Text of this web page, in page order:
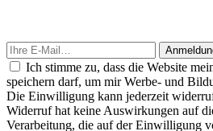
Ich stimme zu, dass die Website
speichern darf, um mir Werbe- und
Die Einwilligung kann jederzeit
Widerruf hat keine Auswirkungen auf
Verarbeitung, die auf der Einwilligung